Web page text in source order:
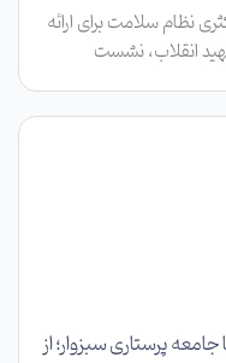
نظام سلامت برای ارائه
انقلاب، نشست
شد.
پرستاری سبزوار؛ از